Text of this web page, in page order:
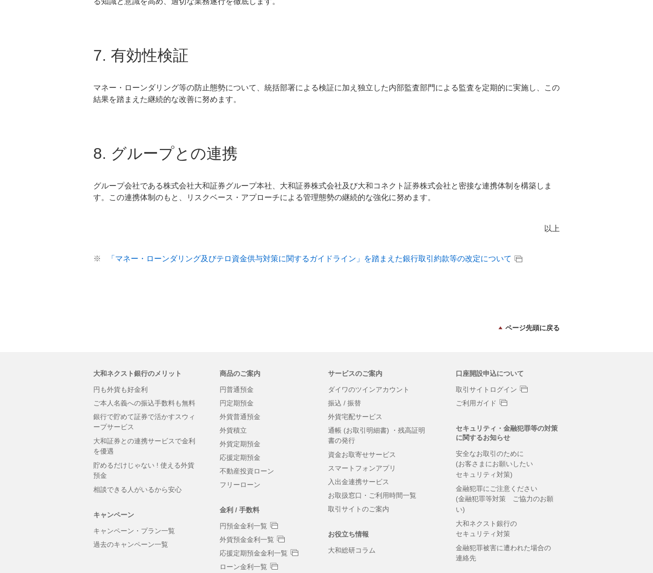
7. 有効性検証
マネー・ローンダリング等の防止態勢について、統括部署による検証に加え独立した内部監査部門による監査を定期的に実施し、この
結果を踏まえた継続的な改善に努めます。
8. グループとの連携
グループ会社である株式会社大和証券グループ本社、大和証券株式会社及び大和コネクト証券株式会社と密接な連携体制を構築しま
す。この連携体制のもと、リスクベース・アプローチによる管理態勢の継続的な強化に努めます。
以上
※ 「マネー・ローンダリング及びテロ資金供与対策に関するガイドライン」を踏まえた銀行取引約款等の改定について
ページ先頭に戻る
大和ネクスト銀行のメリット
円も外貨も好金利
ご本人名義への振込手数料も無料
銀行で貯めて証券で活かすスウィ
ープサービス
大和証券との連携サービスで金利
を優遇
貯めるだけじゃない ! 使える外貨
預金
相談できる人がいるから安心
キャンペーン
キャンペーン・プラン一覧
過去のキャンペーン一覧
商品のご案内
円普通預金
円定期預金
外貨普通預金
外貨積立
外貨定期預金
応援定期預金
不動産投資ローン
フリーローン
金利 / 手数料
円預金金利一覧
外貨預金金利一覧
応援定期預金金利一覧
ローン金利一覧
サービスのご案内
ダイワのツインアカウント
振込 / 振替
外貨宅配サービス
通帳 (お取引明細書) ・残高証明
書の発行
資金お取寄せサービス
スマートフォンアプリ
入出金連携サービス
お取扱窓口・ご利用時間一覧
取引サイトのご案内
お役立ち情報
大和総研コラム
口座開設申込について
取引サイトログイン
ご利用ガイド
セキュリティ・金融犯罪等の対策
に関するお知らせ
安全なお取引のために
(お客さまにお願いしたい
セキュリティ対策)
金融犯罪にご注意ください
(金融犯罪等対策 ご協力のお願
い)
大和ネクスト銀行の
セキュリティ対策
金融犯罪被害に遭われた場合の
連絡先